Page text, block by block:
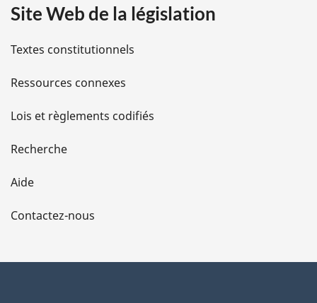
i
l
s
d
e
l
a
Site Web de la législation
Textes constitutionnels
Ressources connexes
Lois et règlements codifiés
Recherche
Aide
Contactez-nous